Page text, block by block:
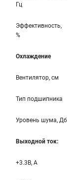
Гц
Эффективность,
%
Охлаждение
Вентилятор, см
Тип подшипника
Уровень шума, Дб
Выходной ток:
+3.3B, А